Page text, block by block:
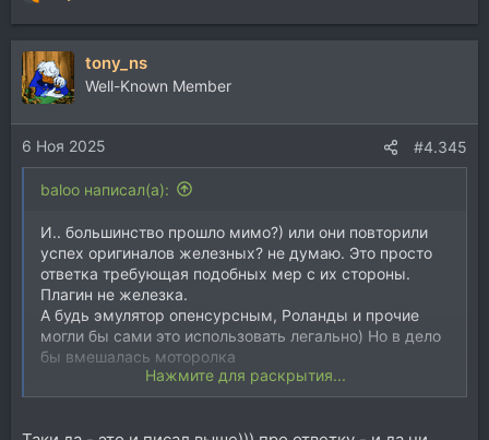
е
а
к
ц
и
и
:
tony_ns
Well-Known Member
6 Ноя 2025 #4.345
baloo написал(а):
И.. большинство прошло мимо?) или они повторили
успех оригиналов железных? не думаю. Это просто
ответка требующая подобных мер с их стороны.
Плагин не железка.
А будь эмулятор опенсурсным, Роланды и прочие
могли бы сами это использовать легально) Но в дело
бы вмешалась моторолка
Сейчас как история с профайлерами гитарными
Нажмите для раскрытия...